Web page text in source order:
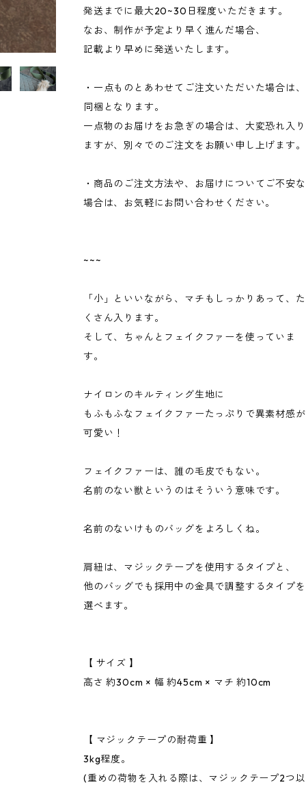
発送までに最大20~30日程度いただきます。
なお、制作が予定より早く進んだ場合、
記載より早めに発送いたします。
・一点ものとあわせてご注文いただいた場合は、
同梱となります。
一点物のお届けをお急ぎの場合は、大変恐れ入り
ますが、別々でのご注文をお願い申し上げます。
・商品のご注文方法や、お届けについてご不安な
場合は、お気軽にお問い合わせください。
~~~
「小」といいながら、マチもしっかりあって、た
くさん入ります。
そして、ちゃんとフェイクファーを使っていま
す。
ナイロンのキルティング生地に
もふもふなフェイクファーたっぷりで異素材感が
可愛い！
フェイクファーは、誰の毛皮でもない。
名前のない獣というのはそういう意味です。
名前のないけものバッグをよろしくね。
肩紐は、マジックテープを使用するタイプと、
他のバッグでも採用中の金具で調整するタイプを
選べます。
【 サイズ 】
高さ 約30cm × 幅 約45cm × マチ 約10cm
【 マジックテープの耐荷重 】
3kg程度。
(重めの荷物を入れる際は、マジックテープ2つ以